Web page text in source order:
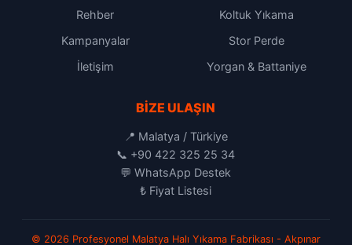
Rehber
Kampanyalar
İletişim
Koltuk Yıkama
Stor Perde
Yorgan & Battaniye
BIZE ULAŞIN
📍 Malatya / Türkiye
📞 +90 422 325 25 34
💬WhatsApp Destek
₺ Fiyat Listesi
© 2026 Profesyonel Malatya Halı Yıkama Fabrikası - Akpınar